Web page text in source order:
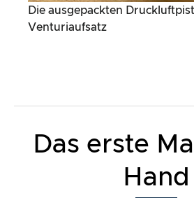
Die ausgepackten
Venturiaufsatz
Das erste
Hand